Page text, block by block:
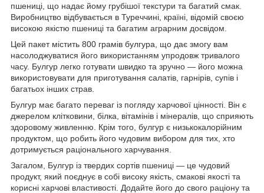
пшениці, що надає йому грубішої текстури та багатий смак.
Виробництво відбувається в Туреччині, країні, відомій своєю
високою якістю пшениці та багатим аграрним досвідом.
Цей пакет містить 800 грамів булгура, що дає змогу вам
насолоджуватися його використанням упродовж тривалого
часу. Булгур легко готувати швидко та зручно — його можна
використовувати для приготування салатів, гарнірів, супів і
багатьох інших страв.
Булгур має багато переваг із погляду харчової цінності. Він є
джерелом клітковини, білка, вітамінів і мінералів, що сприяють
здоровому живленню. Крім того, булгур є низькокалорійним
продуктом, що робить його чудовим вибором для тих, хто
дотримується раціонального харчування.
Загалом, Булгур із твердих сортів пшениці — це чудовий
продукт, який поєднує в собі високу якість, смакові якості та
корисні харчові властивості. Додайте його до свого раціону та